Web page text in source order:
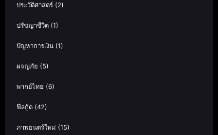
ประวัติศาสตร์ (2)
ปรัชญาชีวิต (1)
ปัญหาการเงิน (1)
ผจญภัย (5)
พากย์ไทย (6)
ฟีลกู้ด (42)
ภาพยนตร์ใหม่ (15)